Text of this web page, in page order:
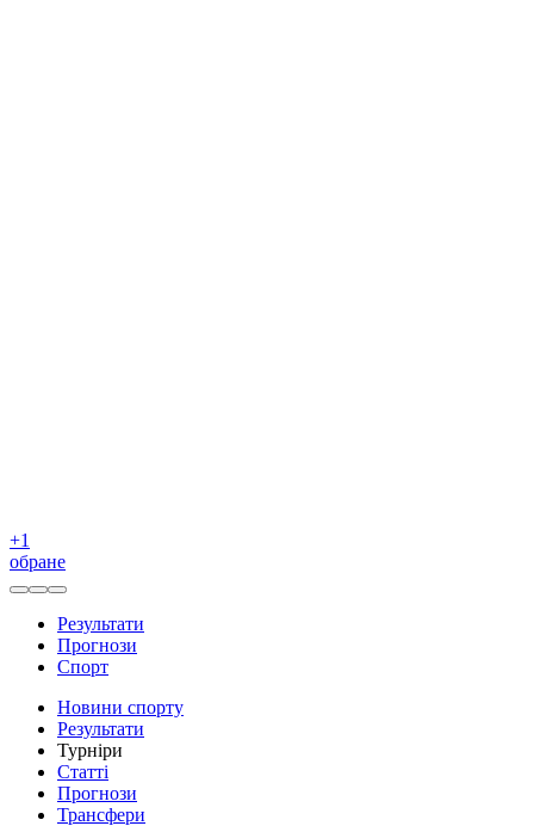
+1
обране
Результати
Прогнози
Спорт
Новини спорту
Результати
Турніри
Статті
Прогнози
Трансфери